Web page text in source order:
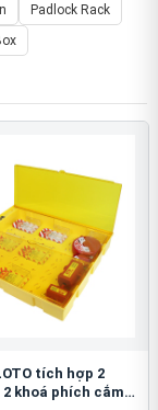
Padlock Rack
tích hợp 2
2 khoá phích cắm